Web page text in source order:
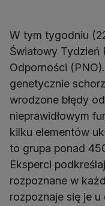
W tym tygodniu
Światowy Tydzień
Odporności
genetycznie
wrodzone błędy
nieprawidłowym
kilku elementów
to grupa ponad
Eksperci
rozpoznane w
rozpoznaje się je